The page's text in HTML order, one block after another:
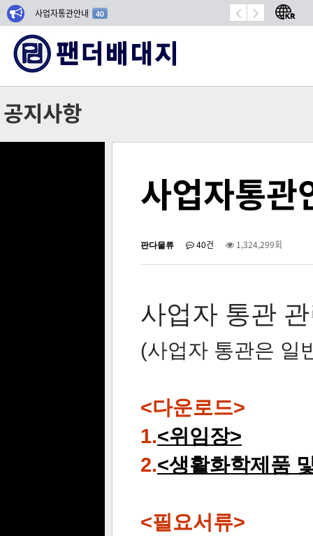
사업자통관안내 40 항공기 밀봉 시장 성
공지사항
사업자통관
판다물류 40건 1,324,299회
사업자 통관
(사업자 통관은 일
<다운로드>
1.<위임장>
2.<생활화학제품
<필요서류>